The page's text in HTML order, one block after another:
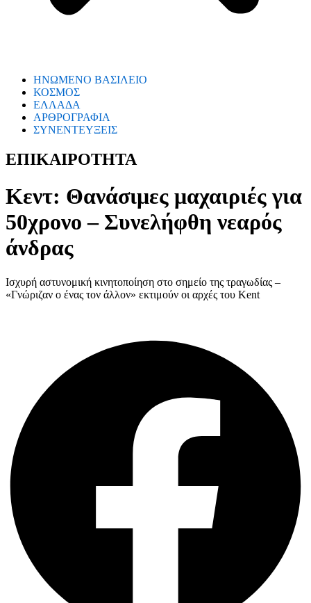
ΗΝΩΜΕΝΟ ΒΑΣΙΛΕΙΟ
ΚΟΣΜΟΣ
ΕΛΛΑΔΑ
ΑΡΘΡΟΓΡΑΦΙΑ
ΣΥΝΕΝΤΕΥΞΕΙΣ
ΕΠΙΚΑΙΡΟΤΗΤΑ
Κεντ: Θανάσιμες μαχαιριές για
50χρονο – Συνελήφθη νεαρός
άνδρας
Ισχυρή αστυνομική κινητοποίηση στο σημείο της τραγωδίας –
«Γνώριζαν ο ένας τον άλλον» εκτιμούν οι αρχές του Kent